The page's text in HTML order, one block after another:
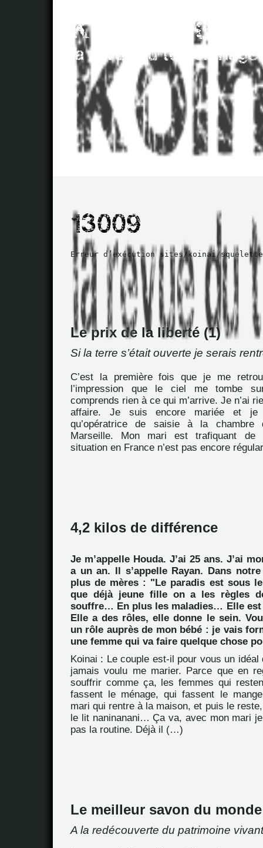
Erreur d’exécution sites/koinai/
Le prix de la liberté (1)
Si la terre s’était ouverte je serais
C’est la première fois que je me
l’impression que le ciel me tombe
comprends rien à ce qui m’arrive. Je n’ai
affaire. Je suis encore mariée et je
qu’opératrice de saisie à la chambre
Marseille. Mon mari est trafiquant de
situation en France n’est pas encore
4,2 kilos de différence
Je m’appelle Houda. J’ai 25 ans. J’ai
a un an. Il s’appelle Rayan. Dans
plus de mères : "Le paradis est sous
que déjà jeune fille on a les règles
souffre… En plus les maladies… Elle est
Elle a des rôles, elle donne le sein.
un rôle auprès de mon bébé : je vais
une femme qui va faire quelque chose
Koinai : Le couple est-il pour vous un idéal
jamais voulu me marier. Parce que en
souffrir comme ça, les femmes qui
fassent le ménage, qui fassent le
mari qui rentre à la maison, et puis le
le lit naninanani… Ça va, avec mon mari
pas la routine. Déjà il (…)
Le meilleur savon du monde
A la redécouverte du patrimoine